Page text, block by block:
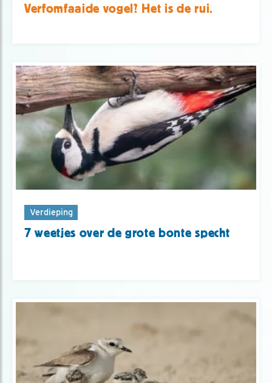
Verfomfaaide vogel? Het is de rui.
Verdieping
7 weetjes over de grote bonte specht